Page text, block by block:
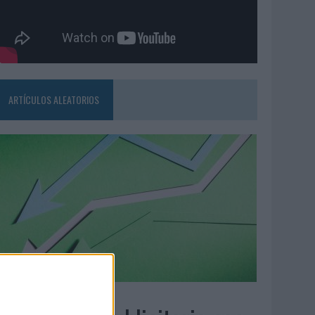
ARTÍCULOS ALEATORIOS